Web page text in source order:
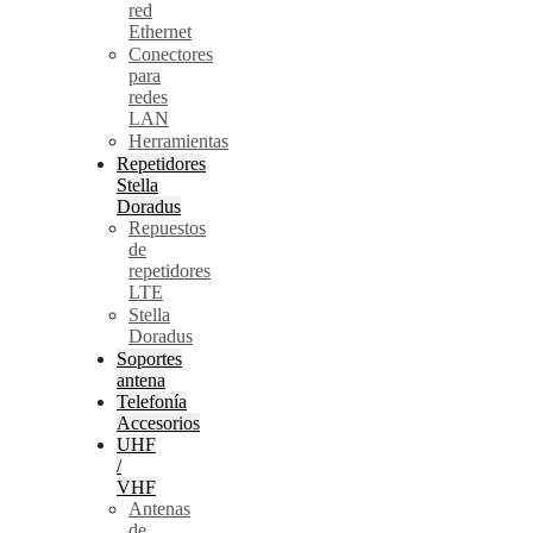
red
Ethernet
Conectores
para
redes
LAN
Herramientas
Repetidores
Stella
Doradus
Repuestos
de
repetidores
LTE
Stella
Doradus
Soportes
antena
Telefonía
Accesorios
UHF
/
VHF
Antenas